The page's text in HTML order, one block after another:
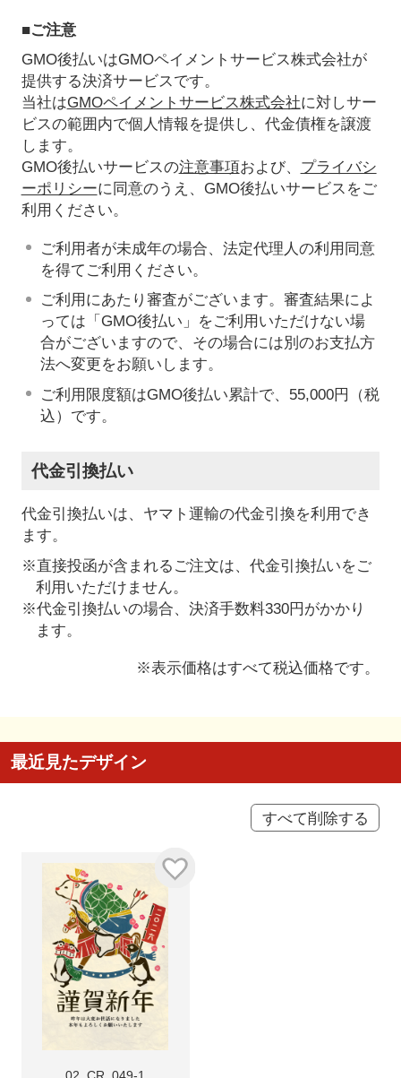
■ご注意
GMO後払いはGMOペイメントサービス株式会社が
提供する決済サービスです。
当社はGMOペイメントサービス株式会社に対しサー
ビスの範囲内で個人情報を提供し、代金債権を譲渡
します。
GMO後払いサービスの注意事項および、 プライバシ
ーポリシーに同意のうえ、GMO後払いサービスをご
利用ください。
ご利用者が未成年の場合、法定代理人の利用同意
を得てご利用ください。
ご利用にあたり審査がございます。審査結果によ
っては「GMO後払い」をご利用いただけない場
合がございますので、その場合には別のお支払方
法へ変更をお願いします。
ご利用限度額はGMO後払い累計で、55,000円（税
込）です。
代金引換払い
代金引換払いは、ヤマト運輸の代金引換を利用でき
ます。
※直接投函が含まれるご注文は、代金引換払いをご
利用いただけません。
※代金引換払いの場合、決済手数料330円がかかり
ます。
※表示価格はすべて税込価格です。
最近見たデザイン
すべて削除する